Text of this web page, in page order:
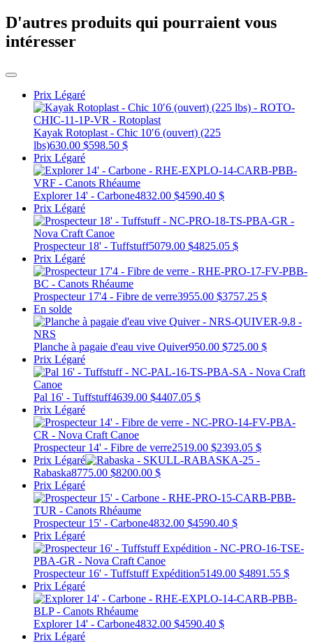
D'autres produits qui pourraient vous
intéresser
Prix Légaré
Kayak Rotoplast - Chic 10′6 (ouvert) (225
lbs)630.00 $598.50 $
Prix Légaré
Explorer 14' - Carbone4832.00 $4590.40 $
Prix Légaré
Prospecteur 18' - Tuffstuff5079.00 $4825.05 $
Prix Légaré
Prospecteur 17'4 - Fibre de verre3955.00 $3757.25 $
En solde
Planche à pagaie d'eau vive Quiver950.00 $725.00 $
Prix Légaré
Pal 16' - Tuffstuff4639.00 $4407.05 $
Prix Légaré
Prospecteur 14' - Fibre de verre2519.00 $2393.05 $
Prix Légaré
Rabaska8775.00 $8200.00 $
Prix Légaré
Prospecteur 15' - Carbone4832.00 $4590.40 $
Prix Légaré
Prospecteur 16' - Tuffstuff Expédition5149.00 $4891.55 $
Prix Légaré
Explorer 14' - Carbone4832.00 $4590.40 $
Prix Légaré